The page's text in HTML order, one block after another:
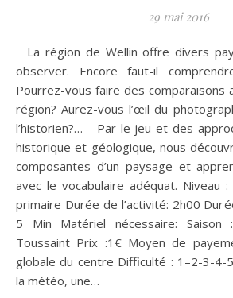
29 mai 2016
La région de Wellin offre divers paysages agréables à
observer. Encore faut-il
Pourrez-vous faire des comparaisons
région? Aurez-vous l’œil du
l’historien?… Par le jeu et des
historique et géologique, nous
composantes d’un paysage et
avec le vocabulaire adéquat. Niveau
primaire Durée de l’activité: 2h00
5 Min Matériel nécessaire:
Toussaint Prix :1€ Moyen de
globale du centre Difficulté : 1–2-3-
la météo, une…